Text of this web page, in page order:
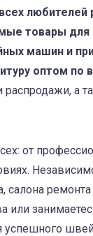
товары
машин и
оптом по
а
от
салона
или